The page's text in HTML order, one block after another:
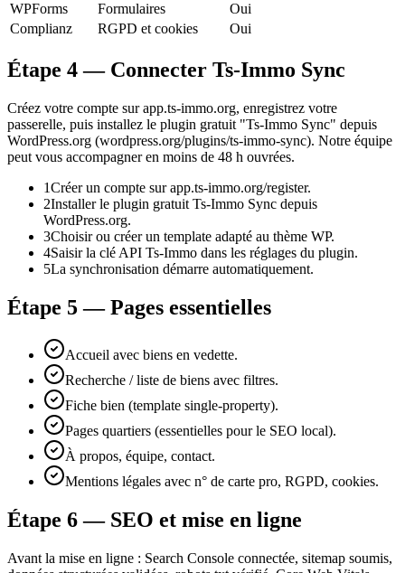
WPForms
Formulaires
Oui
Complianz
RGPD et cookies Oui
Étape 4 — Connecter Ts-Immo Sync
Créez votre compte sur app.ts-immo.org, enregistrez votre
passerelle, puis installez le plugin gratuit "Ts-Immo Sync" depuis
WordPress.org (wordpress.org/plugins/ts-immo-sync). Notre équipe
peut vous accompagner en moins de 48 h ouvrées.
1Créer un compte sur app.ts-immo.org/register.
2Installer le plugin gratuit Ts-Immo Sync depuis
WordPress.org.
3Choisir ou créer un template adapté au thème WP.
4Saisir la clé API Ts-Immo dans les réglages du plugin.
5La synchronisation démarre automatiquement.
Étape 5 — Pages essentielles
Accueil avec biens en vedette.
Recherche / liste de biens avec filtres.
Fiche bien (template single-property).
Pages quartiers (essentielles pour le SEO local).
À propos, équipe, contact.
Mentions légales avec n° de carte pro, RGPD, cookies.
Étape 6 — SEO et mise en ligne
Avant la mise en ligne : Search Console connectée, sitemap soumis,